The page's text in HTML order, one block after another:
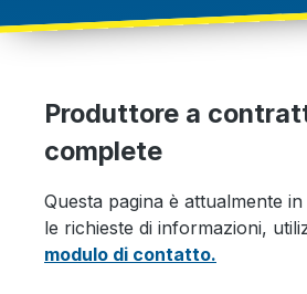
Produttore a
complete
Questa pagina è attualmente
le richieste di informazioni,
modulo di contatto.